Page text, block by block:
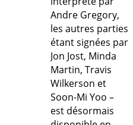
Andre Gregory,
les autres parties
étant signées par
Jon Jost, Minda
Martin, Travis
Wilkerson et
Soon-Mi Yoo –
est désormais